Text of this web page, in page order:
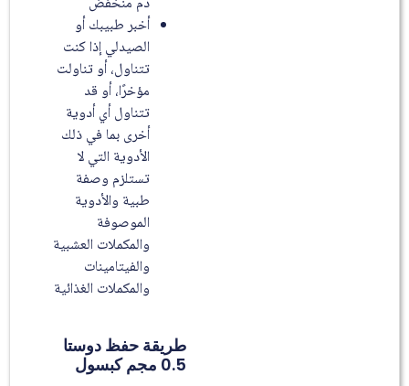
أخبر طبيبك أو
الصيدلي إذا كنت
تتناول، أو تناولت
مؤخرًا، أو قد
تتناول أي أدوية
أخرى بما في ذلك
الأدوية التي لا
تستلزم وصفة
طبية والأدوية
الموصوفة
والمكملات العشبية
والفيتامينات
والمكملات الغذائية
طريقة حفظ دوستا
0.5 مجم كبسول